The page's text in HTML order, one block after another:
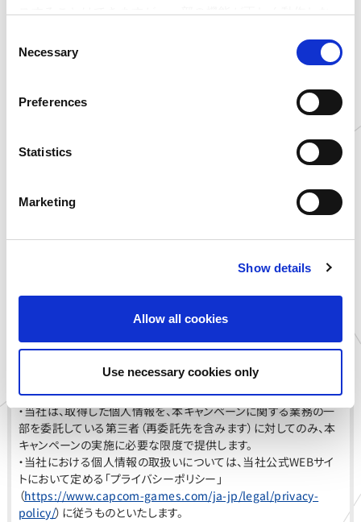
スすることはできますが、一部の機能が正しく動作しな
Necessary
Preferences
Statistics
Marketing
Show details
Allow all cookies
Use necessary cookies only
・ダイレクトメッセージをお送りしてから7日間以内にご返信がな
・当選者の発表は当選者への連絡をもって代えさせていただきま
す。
・当選者の賞品送付先として同一の住所が複数ご申告された場
・下記の場合は当選を無効とさせていただきますので注意くださ
① 当選で獲得した権利を他人に譲渡した場合
② 住所不明、転居先不明、長期不在、日本国外の配送先指定など
③ 不適切な行為を行われた場合、またはその可能性が高いと当
●個人情報の取り扱いについて
確認を含みます）、賞品の発送とお客様へのご連絡以外には一切
使用せず、利用目的達成後は適切に廃棄いたします。
・当社は、取得した個人情報を、本キャンペーンに関する業務の一
部を委託している第三者（再委託先を含みます）に対してのみ、本
キャンペーンの実施に必要な限度で提供します。
・当社における個人情報の取扱いについては、当社公式WEBサイ
トにおいて定める「プライバシーポリシー」
（https://www.capcom-games.com/ja-jp/legal/privacy-
policy/）に従うものといたします。